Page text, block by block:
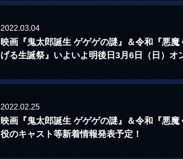
2022.03.04
映画『鬼太郎誕生 ゲゲゲの謎』＆令和『悪
げる生誕祭』いよいよ明後日3月6日（日）オ
2022.02.25
映画『鬼太郎誕生 ゲゲゲの謎』＆令和『悪
役のキャスト等新着情報発表予定！